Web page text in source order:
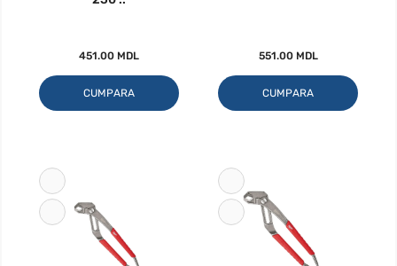
451.00 MDL
CUMPARA
551.00 MDL
CUMPARA